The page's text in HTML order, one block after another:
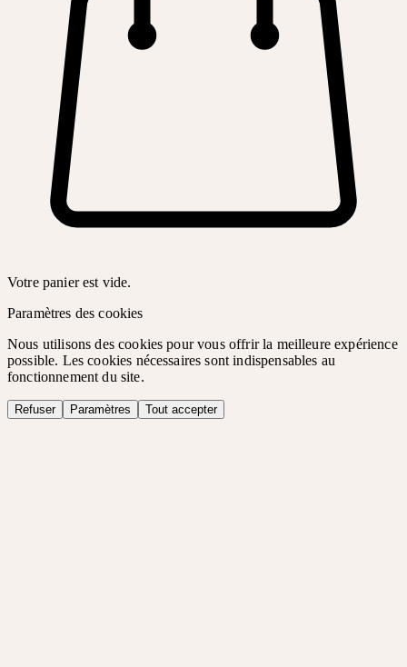
Votre panier est vide.
Paramètres des cookies
Nous utilisons des cookies pour vous offrir la meilleure expérience
possible. Les cookies nécessaires sont indispensables au
fonctionnement du site.
Refuser Paramètres Tout accepter